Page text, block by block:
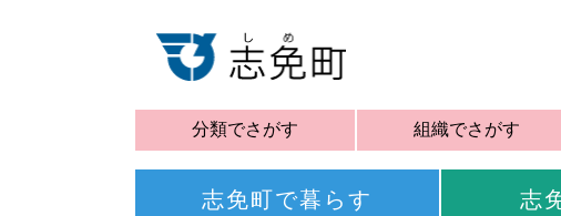
分類でさがす 組織でさがす
志免町で暮らす 志